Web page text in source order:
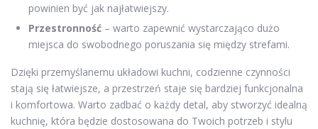
powinien być jak najłatwiejszy.
Przestronność – warto zapewnić wystarczająco dużo
miejsca do swobodnego poruszania się między strefami.
Dzięki przemyślanemu układowi kuchni, codzienne czynności
stają się łatwiejsze, a przestrzeń staje się bardziej funkcjonalna
i komfortowa. Warto zadbać o każdy detal, aby stworzyć idealną
kuchnię, która będzie dostosowana do Twoich potrzeb i stylu